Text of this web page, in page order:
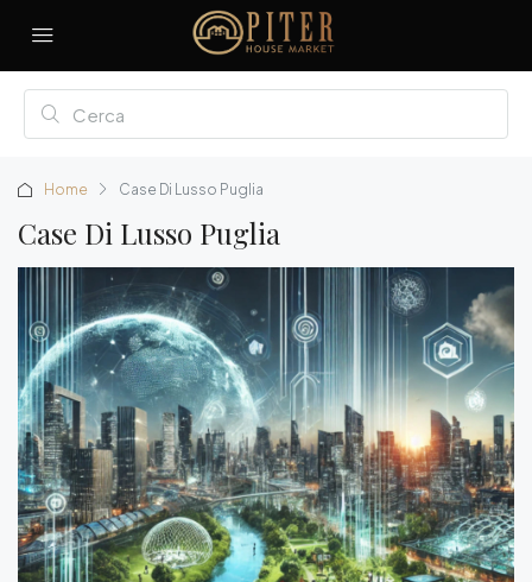
Home Case Di Lusso Puglia
Case Di Lusso Puglia